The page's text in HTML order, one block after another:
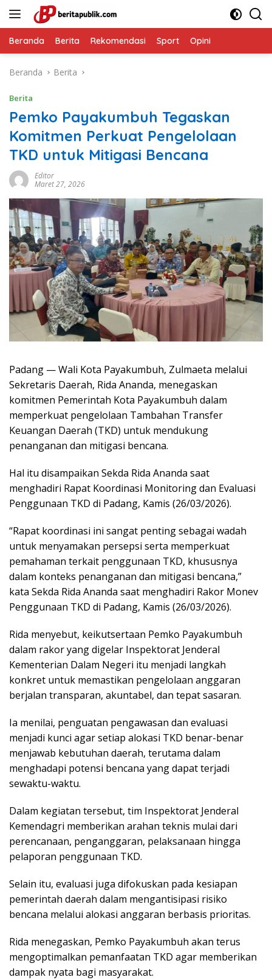
Beranda Berita Rekomendasi Sport Opini
Beranda Berita
Berita
Pemko Payakumbuh Tegaskan
Komitmen Perkuat Pengelolaan
TKD untuk Mitigasi Bencana
Editor
Maret 27, 2026
Padang — Wali Kota Payakumbuh, Zulmaeta melalui
Sekretaris Daerah, Rida Ananda, menegaskan
komitmen Pemerintah Kota Payakumbuh dalam
memperkuat pengelolaan Tambahan Transfer
Keuangan Daerah (TKD) untuk mendukung
penanganan dan mitigasi bencana.
Hal itu disampaikan Sekda Rida Ananda saat
menghadiri Rapat Koordinasi Monitoring dan Evaluasi
Penggunaan TKD di Padang, Kamis (26/03/2026).
“Rapat koordinasi ini sangat penting sebagai wadah
untuk menyamakan persepsi serta memperkuat
pemahaman terkait penggunaan TKD, khususnya
dalam konteks penanganan dan mitigasi bencana,”
kata Sekda Rida Ananda saat menghadiri Rakor Monev
Penggunaan TKD di Padang, Kamis (26/03/2026).
Rida menyebut, keikutsertaan Pemko Payakumbuh
dalam rakor yang digelar Inspektorat Jenderal
Kementerian Dalam Negeri itu menjadi langkah
konkret untuk memastikan pengelolaan anggaran
berjalan transparan, akuntabel, dan tepat sasaran.
Ia menilai, penguatan pengawasan dan evaluasi
menjadi kunci agar setiap alokasi TKD benar-benar
menjawab kebutuhan daerah, terutama dalam
menghadapi potensi bencana yang dapat terjadi
sewaktu-waktu.
Dalam kegiatan tersebut, tim Inspektorat Jenderal
Kemendagri memberikan arahan teknis mulai dari
perencanaan, penganggaran, pelaksanaan hingga
pelaporan penggunaan TKD.
Selain itu, evaluasi juga difokuskan pada kesiapan
pemerintah daerah dalam mengantisipasi risiko
bencana melalui alokasi anggaran berbasis prioritas.
Rida menegaskan, Pemko Payakumbuh akan terus
mengoptimalkan pemanfaatan TKD agar memberikan
dampak nyata bagi masyarakat.